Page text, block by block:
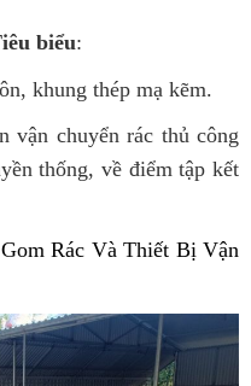
biểu:
khung thép mạ kẽm.
vận chuyển rác thủ công
thống, về điểm tập kết
Rác Và Thiết Bị Vận